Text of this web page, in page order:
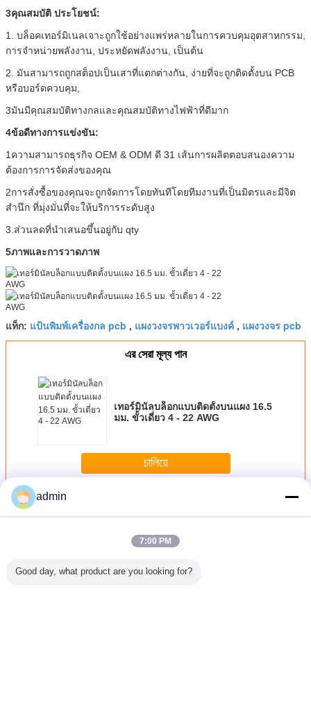
3คุณสมบัติ ประโยชน์:
1. บล็อคเทอร์มิเนลเจาะถูกใช้อย่างแพร่หลายในการควบคุมอุตสาหกรรม,
การจําหน่ายพลังงาน, ประหยัดพลังงาน, เป็นต้น
2. มันสามารถถูกสต็อปเป็นเสาที่แตกต่างกัน, ง่ายที่จะถูกติดตั้งบน PCB
หรือบอร์ดควบคุม,
3มันมีคุณสมบัติทางกลและคุณสมบัติทางไฟฟ้าที่ดีมาก
4ข้อดีทางการแข่งขัน:
1ความสามารถธุรกิจ OEM & ODM ดี 31 เส้นการผลิตตอบสนองความ
ต้องการการจัดส่งของคุณ
2การสั่งซื้อของคุณจะถูกจัดการโดยทันทีโดยทีมงานที่เป็นมิตรและมีจิต
สํานึก ที่มุ่งมั่นที่จะให้บริการระดับสูง
3.ส่วนลดที่นําเสนอขึ้นอยู่กับ qty
5ภาพและการวาดภาพ
แท็ก: แป้นพิมพ์เครื่องกล pcb , แผงวงจรพาวเวอร์แบงค์ , แผงวงจร pcb
এর সেরা মূল্য পান
เทอร์มินัลบล็อกแบบติดตั้งบนแผง 16.5
มม. ขั้วเดี่ยว 4 - 22 AWG
চালিয়ে
มากกว่าเดี่ยว PCB ด้าน
admin
7:00 PM
Good day, what product are you looking for?